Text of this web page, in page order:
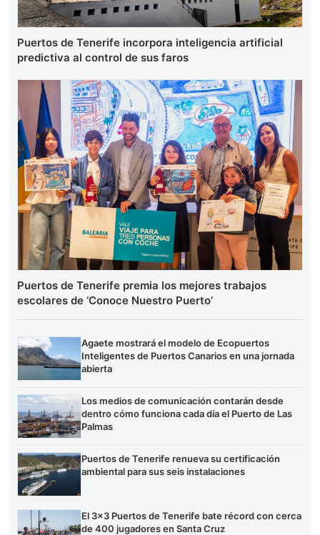
Puertos de Tenerife incorpora inteligencia artificial
predictiva al control de sus faros
Puertos de Tenerife premia los mejores trabajos
escolares de ‘Conoce Nuestro Puerto’
Agaete mostrará el modelo de Ecopuertos
Inteligentes de Puertos Canarios en una jornada
abierta
Los medios de comunicación contarán desde
dentro cómo funciona cada día el Puerto de Las
Palmas
Puertos de Tenerife renueva su certificación
ambiental para sus seis instalaciones
El 3×3 Puertos de Tenerife bate récord con cerca
de 400 jugadores en Santa Cruz